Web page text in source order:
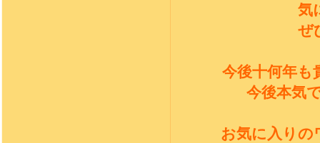
気
ぜ
今後十何年も
今後本気
お気に入りの